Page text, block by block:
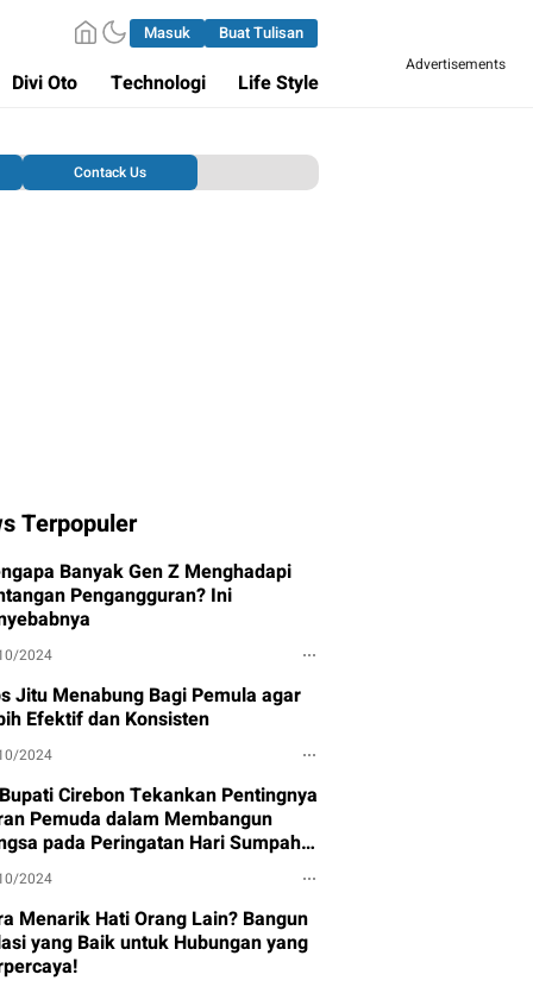
Masuk Buat Tulisan
Divi Oto Technologi Life Style
Contack Us
Terpopuler
Banyak Gen Z Menghadapi
Pengangguran? Ini
2024
Jitu Menabung Bagi Pemula agar
Efektif dan Konsisten
2024
Cirebon Tekankan Pentingnya
Pemuda dalam Membangun
pada Peringatan Hari Sumpah
2024
Menarik Hati Orang Lain? Bangun
yang Baik untuk Hubungan yang
Advertisements